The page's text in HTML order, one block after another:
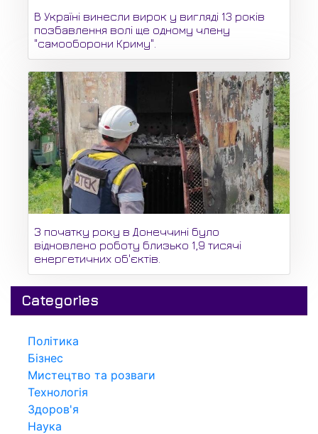
В Україні винесли вирок у вигляді 13 років
позбавлення волі ще одному члену
"самооборони Криму".
З початку року в Донеччині було
відновлено роботу близько 1,9 тисячі
енергетичних об'єктів.
Categories
Політика
Бізнес
Мистецтво та розваги
Технологія
Здоров'я
Наука